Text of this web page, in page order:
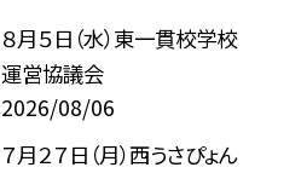
８月５日（水）東一貫校学校
運営協議会
2026/08/06
７月２７日（月）西うさぴょん